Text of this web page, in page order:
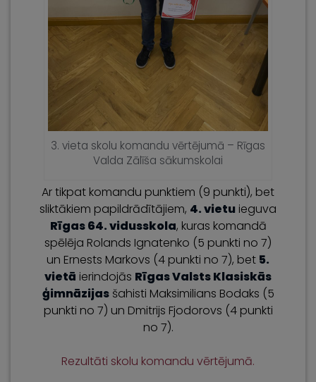
3. vieta skolu komandu vērtējumā – Rīgas
Valda Zālīša sākumskolai
Ar tikpat komandu punktiem (9 punkti), bet
sliktākiem papildrādītājiem, 4. vietu ieguva
Rīgas 64. vidusskola, kuras komandā
spēlēja Rolands Ignatenko (5 punkti no 7)
un Ernests Markovs (4 punkti no 7), bet 5.
vietā ierindojās Rīgas Valsts Klasiskās
ģimnāzijasšahisti Maksimilians Bodaks (5
punkti no 7) un Dmitrijs Fjodorovs (4 punkti
no 7).
Rezultāti skolu komandu vērtējumā.